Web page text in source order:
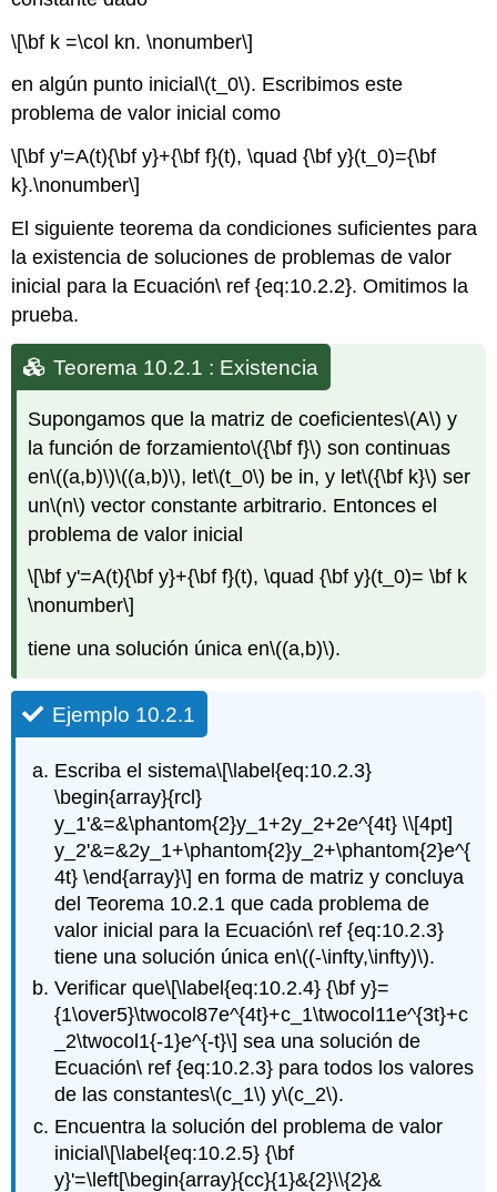
\[\bf k =\col kn. \nonumber\]
en algún punto inicial\(t_0\). Escribimos este
problema de valor inicial como
\[\bf y'=A(t){\bf y}+{\bf f}(t), \quad {\bf y}(t_0)={\bf
k}.\nonumber\]
El siguiente teorema da condiciones suficientes para
la existencia de soluciones de problemas de valor
inicial para la Ecuación\ ref {eq:10.2.2}. Omitimos la
prueba.
Teorema 10.2.1 : Existencia
Supongamos que la matriz de coeficientes\(A\) y
la función de forzamiento\({\bf f}\) son continuas
en\((a,b)\)\((a,b)\), let\(t_0\) be in, y let\({\bf k}\) ser
un\(n\) vector constante arbitrario. Entonces el
problema de valor inicial
\[\bf y'=A(t){\bf y}+{\bf f}(t), \quad {\bf y}(t_0)= \bf k
\nonumber\]
tiene una solución única en\((a,b)\).
Ejemplo 10.2.1
Escriba el sistema\[\label{eq:10.2.3}
\begin{array}{rcl}
y_1'&=&\phantom{2}y_1+2y_2+2e^{4t} \\[4pt]
y_2'&=&2y_1+\phantom{2}y_2+\phantom{2}e^{
4t} \end{array}\] en forma de matriz y concluya
del Teorema 10.2.1 que cada problema de
valor inicial para la Ecuación\ ref {eq:10.2.3}
tiene una solución única en\((-\infty,\infty)\).
Verificar que\[\label{eq:10.2.4} {\bf y}=
{1\over5}\twocol87e^{4t}+c_1\twocol11e^{3t}+c
_2\twocol1{-1}e^{-t}\] sea una solución de
Ecuación\ ref {eq:10.2.3} para todos los valores
de las constantes\(c_1\) y\(c_2\).
Encuentra la solución del problema de valor
inicial\[\label{eq:10.2.5} {\bf
y}'=\left[\begin{array}{cc}{1}&{2}\\{2}&